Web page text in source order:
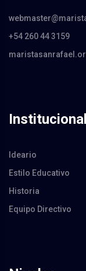
+54 260 44 3159
Institucional
Ideario
Estilo Educativo
Historia
Equipo Directivo